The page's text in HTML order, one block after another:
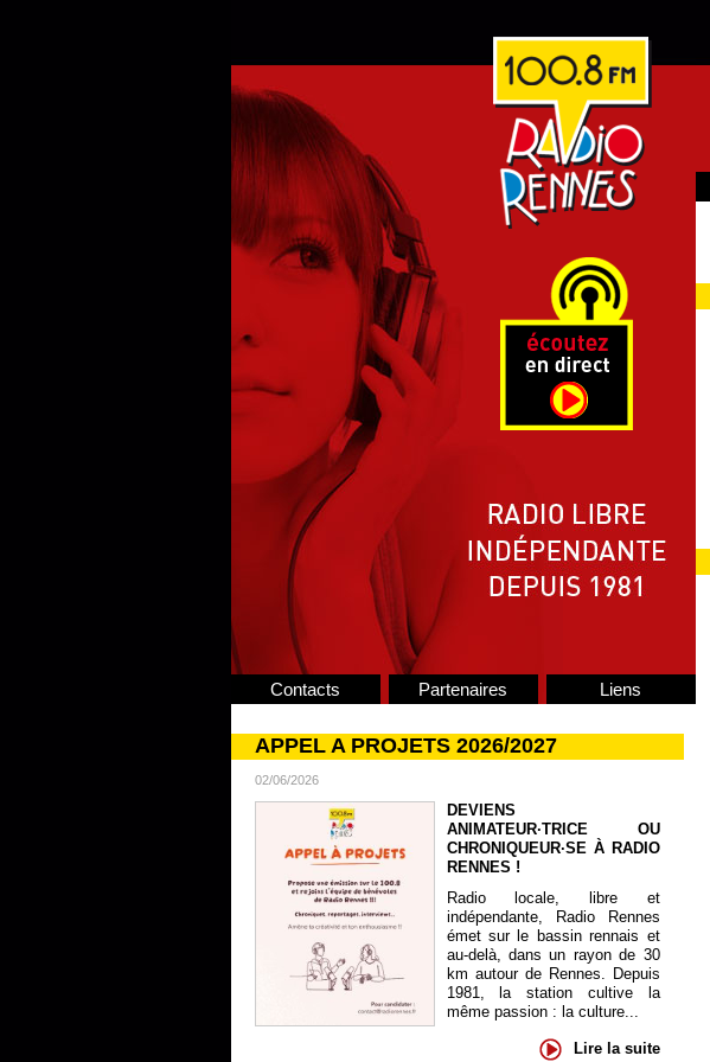
Contacts Partenaires Liens
APPEL A PROJETS 2026/2027
02/06/2026
DEVIENS
ANIMATEUR·TRICE OU
CHRONIQUEUR·SE À RADIO
RENNES !
Radio locale, libre et
indépendante, Radio Rennes
émet sur le bassin rennais et
au-delà, dans un rayon de 30
km autour de Rennes. Depuis
1981, la station cultive la
même passion : la culture...
Lire la suite